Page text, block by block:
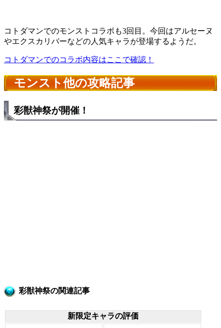
コトダマンでのモンストコラボも3回目。今回はアルセーヌ
やエクスカリバーなどの人気キャラが登場するようだ。
コトダマンでのコラボ内容はここで確認！
モンスト他の攻略記事
彩獣神祭が開催！
彩獣神祭の関連記事
新限定キャラの評価